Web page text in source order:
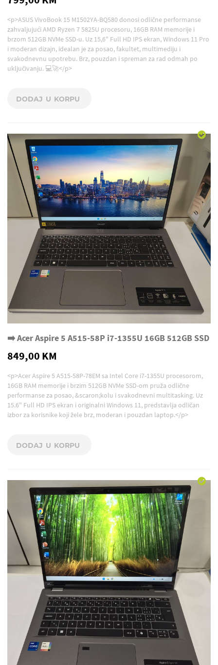
<p>ASUS VivoBook 15 M1502YA-BQ580 donosi odlične performanse
zahvaljujući AMD Ryzen 7 5825U procesoru, 16GB RAM memorije i
brzom 512GB NVMe SSD-u. Uz 15,6" Full HD IPS ekran, Windows 11 Pro
i moderan dizajn, idealan je za posao, fakultet, multimediju i
svakodnevnu upotrebu. Brz, pouzdan i spreman za rad odmah po
uključivanju. 💻🚀</p>
DODAJ U KORPU
➡️ Acer Aspire 5 A515-58P i7-1355U 16GB 512GB SSD
849,00 KM
<p>Acer Aspire 5 A515-58P-78EM sa Intel Core i7-1355U procesorom,
16GB RAM memorije i brzim 512GB NVMe SSD-om pruža odlične
performanse za posao, &scaron;kolu i svakodnevni multitasking. Uz
15.6" Full HD IPS ekran i originalni Windows 11, predstavlja odličan
izbor za korisnike koji žele brz, moderan i pouzdan laptop.</p>
DODAJ U KORPU